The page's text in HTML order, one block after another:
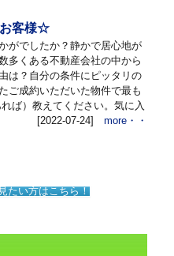
客様☆
がでしたか？静かで居心地が
多くある不動産会社の中から
は？自分の条件にピッタリの
ご成約いただいた物件で最も
ば）教えてください。気に入
[2022-07-24] more・・
たい方はこちら！